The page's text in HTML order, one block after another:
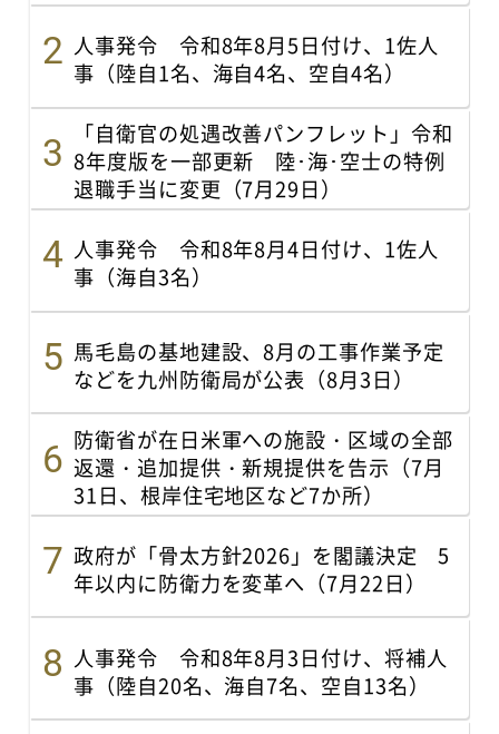
人事発令 令和8年8月5日付け、1佐人
事（陸自1名、海自4名、空自4名）
「自衛官の処遇改善パンフレット」令和
8年度版を一部更新 陸･海･空士の特例
退職手当に変更（7月29日）
人事発令 令和8年8月4日付け、1佐人
事（海自3名）
馬毛島の基地建設、8月の工事作業予定
などを九州防衛局が公表（8月3日）
防衛省が在日米軍への施設・区域の全部
返還・追加提供・新規提供を告示（7月
31日、根岸住宅地区など7か所）
政府が「骨太方針2026」を閣議決定 5
年以内に防衛力を変革へ（7月22日）
人事発令 令和8年8月3日付け、将補人
事（陸自20名、海自7名、空自13名）